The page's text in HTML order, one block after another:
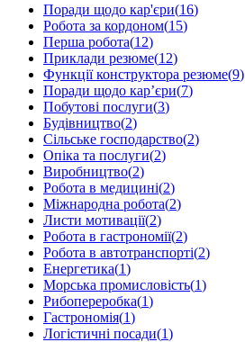
Поради щодо кар'єри(16)
Робота за кордоном(15)
Перша робота(12)
Приклади резюме(12)
Функції конструктора резюме(9)
Поради щодо кар’єри(7)
Побутові послуги(3)
Будівництво(2)
Сільське господарство(2)
Опіка та послуги(2)
Виробництво(2)
Робота в медицині(2)
Міжнародна робота(2)
Листи мотивації(2)
Робота в гастрономії(2)
Робота в автотранспорті(2)
Енергетика(1)
Морська промисловість(1)
Рибопереробка(1)
Гастрономія(1)
Логістичні посади(1)